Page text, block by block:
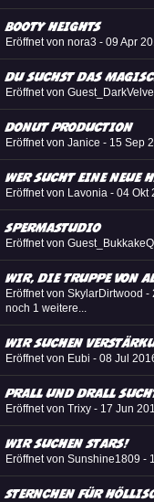
Booty Heights
Eröffnet von nora3 - 09 Apr
Du suchst das
Eröffnet von
Donut Production
Eröffnet von Janice - 15 Sep
Wer sucht eine neue
Eröffnet von Lavonia - 04 Okt
SpermaStudio
Eröffnet von
Wir, die Truppe von
Eröffnet von SkylarDirtwood -
noch 1 weitere...
Wir Suchen
Eröffnet von Eubi - 08 Jul
PRALL UND DRALL
Eröffnet von Trixy - 17 Jun
Wir suchen Stars!
Eröffnet von Sunshine1809 -
Sternchen für